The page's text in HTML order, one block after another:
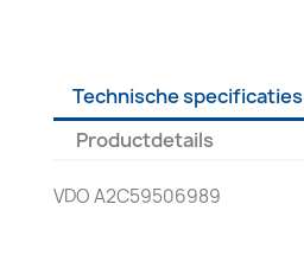
Technische specificaties
Productdetails
VDO A2C59506989